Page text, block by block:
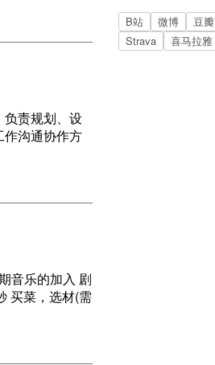
负责规划、设
作沟通协作方
音乐的加入 剧
买菜，选材(需
B站 微博 豆瓣
Strava
喜马拉雅